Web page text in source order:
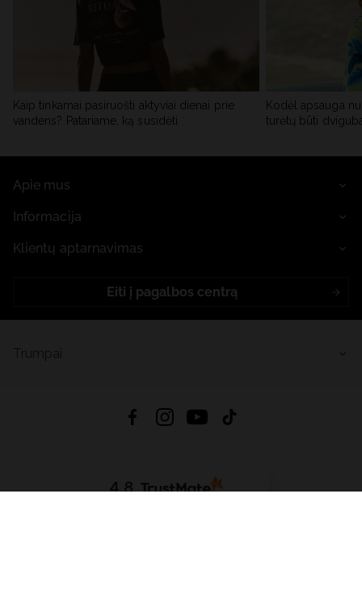
Kaip tinkamai pasiruošti aktyviai dienai prie
vandens? Patariame, ką susidėti
Kodėl apsauga
turėtų būti
Apie mus
Informacija
Klientų aptarnavimas
Eiti į pagalbos centrą
4.8